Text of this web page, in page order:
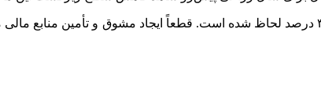
ایمانی یادآور شد: سهم بخش کشاورزی در درآمد ناخالص ملی ۱۵ درصد است اما سهم آن در اعتبارات بودجه سنواتی ۳ درصد لحاظ شده است. قطعاً